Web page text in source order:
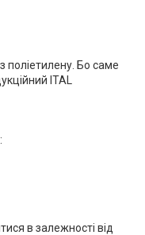
поліетилену. Бо саме
ITAL
в залежності від